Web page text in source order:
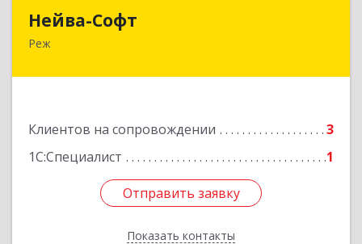
Нейва-Софт
Реж
Клиентов на сопровождении
3
1С:Специалист
1
Отправить заявку
Показать контакты
623750, Свердловская обл, Режевской р-н, Реж
Отправить заявку
Назад